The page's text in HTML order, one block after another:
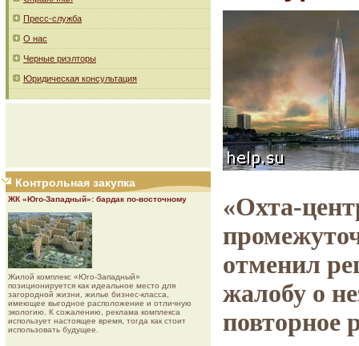
Пресс-служба
О нас
Черные риэлторы
Юридическая консультация
Контрольная закупка
ЖК «Юго-Западный»: бардак по-восточному
Жилой комплекс «Юго-Западный»
позиционируется как идеальное место для
загородной жизни, жилье бизнес-класса,
имеющее выгодное расположение и отличную
экологию. К сожалению, реклама комплекса
использует настоящее время, тогда как стоит
использовать будущее.
«Охта-
отменил
жалобу о
повторное